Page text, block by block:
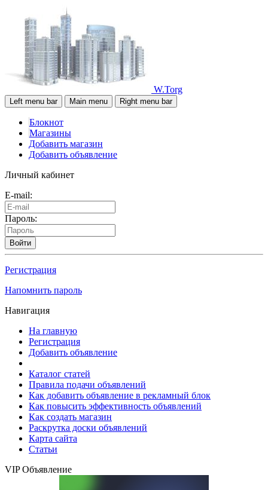
W.Torg
Left menu bar Main menu Right menu bar
Блокнот
Магазины
Добавить магазин
Добавить объявление
Личный кабинет
E-mail:
Пароль:
Войти
Регистрация
Напомнить пароль
Навигация
На главную
Регистрация
Добавить объявление
Каталог статей
Правила подачи объявлений
Как добавить объявление в рекламный блок
Как повысить эффективность объявлений
Как создать магазин
Раскрутка доски объявлений
Карта сайта
Статьи
VIP Объявление